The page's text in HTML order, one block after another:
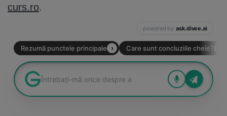
curs.ro.